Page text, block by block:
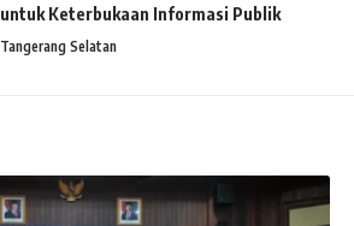
untuk Keterbukaan Informasi Publik
Tangerang Selatan